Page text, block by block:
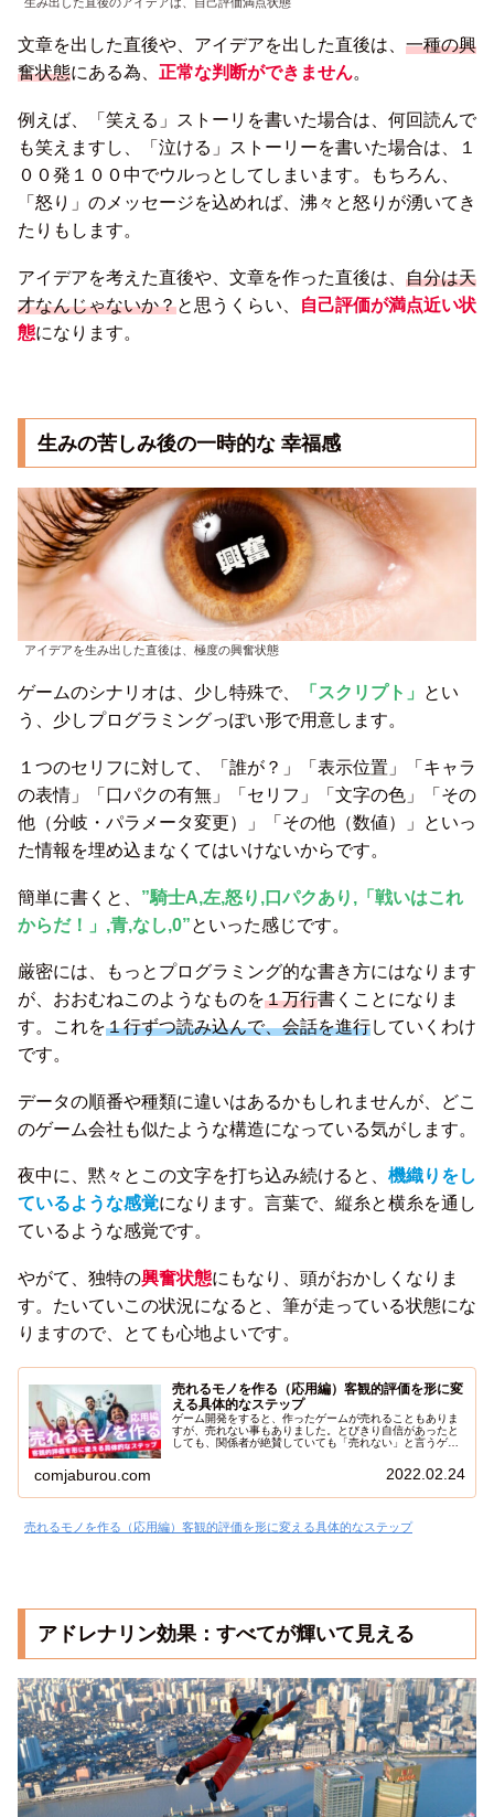
文章を出した直後や、アイデアを出した直後は、 一種の興
奮状態にある為、 正常な判断ができません。
例えば、「笑える」ストーリを書いた場合は、何回読んで
も笑えますし、「泣ける」ストーリーを書いた場合は、１
００発１００中でウルっとしてしまいます。もちろん、
「怒り」のメッセージを込めれば、沸々と怒りが湧いてき
たりもします。
アイデアを考えた直後や、文章を作った直後は、 自分は天
才なんじゃないか？と思うくらい、
自己評価が満点近い状
態になります。
生みの苦しみ後の一時的な 幸福感
アイデアを生み出した直後は、極度の興奮状態
ゲームのシナリオは、少し特殊で、 「スクリプト」
とい
う、少しプログラミングっぽい形で用意します。
１つのセリフに対して、「誰が？」「表示位置」「キャラ
の表情」「口パクの有無」「セリフ」「文字の色」「その
他（分岐・パラメータ変更）」「その他（数値）」といっ
た情報を埋め込まなくてはいけないからです。
簡単に書くと、 ”騎士A,左,怒り,口パクあり , 「戦いはこれ
からだ！」,青,なし,0”といった感じです。
厳密には、もっとプログラミング的な書き方にはなります
が、おおむねこのようなものを１万行書くことになりま
す。これを１行ずつ読み込んで、会話を進行していくわけ
です。
データの順番や種類に違いはあるかもしれませんが、どこ
のゲーム会社も似たような構造になっている気がします。
夜中に、黙々とこの文字を打ち込み続けると、 機織りをし
ているような感覚になります。言葉で、縦糸と横糸を通し
ているような感覚です。
やがて、独特の興奮状態にもなり、頭がおかしくなりま
す。たいていこの状況になると、筆が走っている状態にな
りますので、とても心地よいです。
売れるモノを作る（応用編）客観的評価を形に変
える具体的なステップ
ゲーム開発をすると、作ったゲームが売れることもありま
すが、売れない事もありました。とびきり自信があったと
しても、関係者が絶賛していても「売れない」と言うゲー
発中ゲームの面白さを評価できなくなることがあります。
今日は、売れるモノを作る方法の応用編として「正常な判
comjaburou.com 2022.02.24
売れるモノを作る（応用編）客観的評価を形に変える具体的なステップ
アドレナリン効果：すべてが輝いて見える